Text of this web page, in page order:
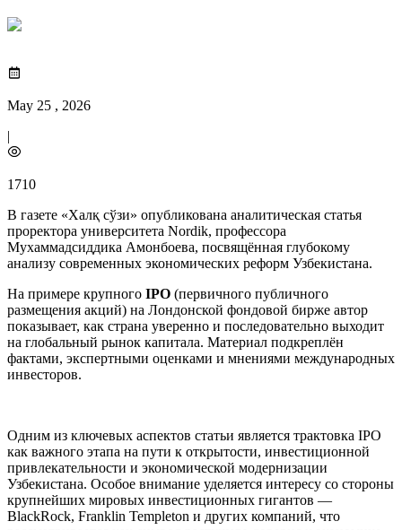
May 25 , 2026
|
1710
В газете «Халқ сўзи» опубликована аналитическая статья
проректора университета Nordik, профессора
Мухаммадсиддика Амонбоева, посвящённая глубокому
анализу современных экономических реформ Узбекистана.
На примере крупного IPO (первичного публичного
размещения акций) на Лондонской фондовой бирже автор
показывает, как страна уверенно и последовательно выходит
на глобальный рынок капитала. Материал подкреплён
фактами, экспертными оценками и мнениями международных
инвесторов.
Одним из ключевых аспектов статьи является трактовка IPO
как важного этапа на пути к открытости, инвестиционной
привлекательности и экономической модернизации
Узбекистана. Особое внимание уделяется интересу со стороны
крупнейших мировых инвестиционных гигантов —
BlackRock, Franklin Templeton и других компаний, что